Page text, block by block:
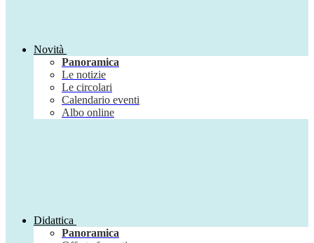
Novità
Panoramica
Le notizie
Le circolari
Calendario eventi
Albo online
Didattica
Panoramica